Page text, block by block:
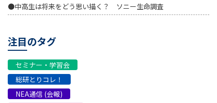
●中高生は将来をどう思い描く？ ソニー生命調査
注目のタグ
セミナー・学習会
総研とりコレ！
NEA通信 (会報)